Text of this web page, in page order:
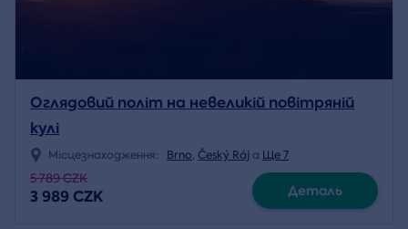
Оглядовий політ на невеликій повітряній
кулі
Місцезнаходження: Brno, Český Ráj a Ще 7
5 789 CZK
3 989 CZK Деталь